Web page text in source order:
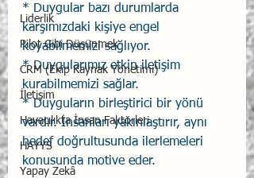
Liderlik
Pilot Gibi Düşünmek
CRM (Ekip Kaynak Yönetimi)
İletişim
Havacılıkta İnsan Faktörleri
HAYYS
Yapay Zekâ
* Duygular bazı durumlarda
karşımızdaki kişiye engel
koyabilmemizi sağlıyor.
* Duygularımız etkin iletişim
kurabilmemizi sağlar.
* Duyguların birleştirici bir yönü
vardır. İnsanları yakınlaştırır, aynı
hedef doğrultusunda ilerlemeleri
konusunda motive eder.